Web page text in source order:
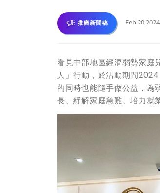
推廣新聞稿 Feb 20,2024
看見中部地區經濟弱勢家庭
人」行動，於活動期間
的同時也能隨手做公益，為
長、紓解家庭急難、培力就